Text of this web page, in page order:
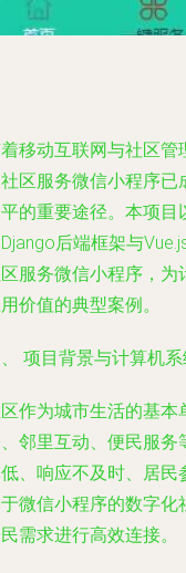
移动互联网与社区
区服务微信小程序
的重要途径。本项
后端框架与
服务微信小程序，
价值的典型案例。
项目背景与计算机
作为城市生活的基
邻里互动、便民服
、响应不及时、居
微信小程序的数字
需求进行高效连接。